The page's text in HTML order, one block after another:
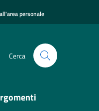
personale
Cerca